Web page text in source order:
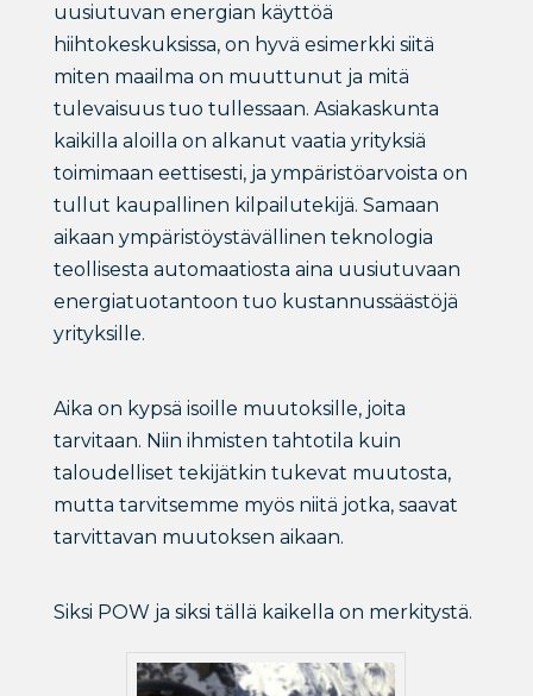
uusiutuvan energian käyttöä
hiihtokeskuksissa, on hyvä esimerkki siitä
miten maailma on muuttunut ja mitä
tulevaisuus tuo tullessaan. Asiakaskunta
kaikilla aloilla on alkanut vaatia yrityksiä
toimimaan eettisesti, ja ympäristöarvoista on
tullut kaupallinen kilpailutekijä. Samaan
aikaan ympäristöystävällinen teknologia
teollisesta automaatiosta aina uusiutuvaan
energiatuotantoon tuo kustannussäästöjä
yrityksille.
Aika on kypsä isoille muutoksille, joita
tarvitaan. Niin ihmisten tahtotila kuin
taloudelliset tekijätkin tukevat muutosta,
mutta tarvitsemme myös niitä jotka, saavat
tarvittavan muutoksen aikaan.
Siksi POW ja siksi tällä kaikella on merkitystä.